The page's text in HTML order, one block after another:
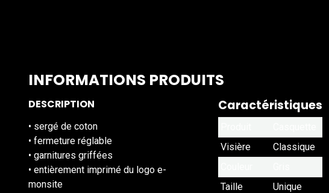
INFORMATIONS PRODUITS
DESCRIPTION
• sergé de coton
• fermeture réglable
• garnitures griffées
• entièrement imprimé du logo e-
monsite
Caractéristiques
Visière
Classique
Taille
Unique